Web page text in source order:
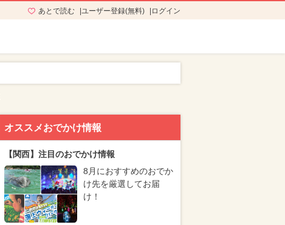
あとで読む ユーザー登録(無料) ログイン
オススメおでかけ情報
【関西】注目のおでかけ情報
8月におすすめのおでか
け先を厳選してお届
け！